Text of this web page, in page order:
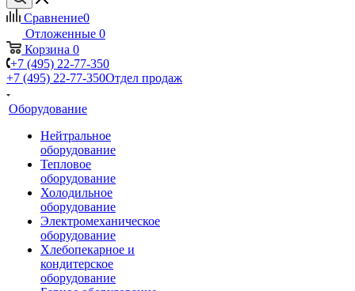
Сравнение0
Отложенные 0
Корзина 0
+7 (495) 22-77-350
+7 (495) 22-77-350Отдел продаж
Оборудование
Нейтральное
оборудование
Тепловое
оборудование
Холодильное
оборудование
Электромеханическое
оборудование
Хлебопекарное и
кондитерское
оборудование